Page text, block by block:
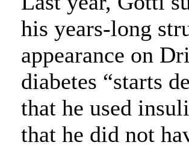
his years-long
appearance on
diabetes “starts
that he used
that he did not